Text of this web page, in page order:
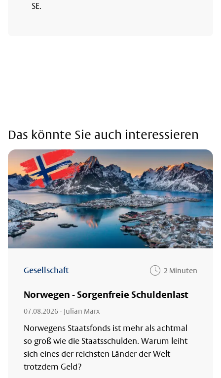
SE.
Das könnte Sie auch interessieren
Gesellschaft 2 Minuten
Norwegen - Sorgenfreie Schuldenlast
07.08.2026- Julian Marx
Norwegens Staatsfonds ist mehr als achtmal
so groß wie die Staatsschulden. Warum leiht
sich eines der reichsten Länder der Welt
trotzdem Geld?